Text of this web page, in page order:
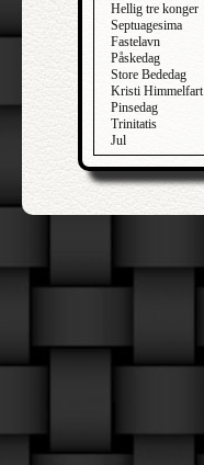
Hellig tre konger
Septuagesima
Fastelavn
Påskedag
Store Bededag
Kristi Himmelfart
Pinsedag
Trinitatis
Jul